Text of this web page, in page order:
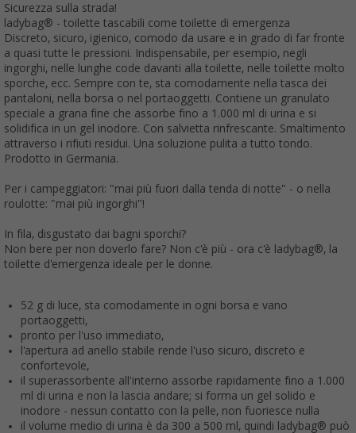
Sicurezza sulla strada!
ladybag® - toilette tascabili come toilette di emergenza
Discreto, sicuro, igienico, comodo da usare e in grado di far fronte
a quasi tutte le pressioni. Indispensabile, per esempio, negli
ingorghi, nelle lunghe code davanti alla toilette, nelle toilette molto
sporche, ecc. Sempre con te, sta comodamente nella tasca dei
pantaloni, nella borsa o nel portaoggetti. Contiene un granulato
speciale a grana fine che assorbe fino a 1.000 ml di urina e si
solidifica in un gel inodore. Con salvietta rinfrescante. Smaltimento
attraverso i rifiuti residui. Una soluzione pulita a tutto tondo.
Prodotto in Germania.
Per i campeggiatori: "mai più fuori dalla tenda di notte" - o nella
roulotte: "mai più ingorghi"!
In fila, disgustato dai bagni sporchi?
Non bere per non doverlo fare? Non c'è più - ora c'è ladybag®, la
toilette d'emergenza ideale per le donne.
52 g di luce, sta comodamente in ogni borsa e vano
portaoggetti,
pronto per l'uso immediato,
l'apertura ad anello stabile rende l'uso sicuro, discreto e
confortevole,
il superassorbente all'interno assorbe rapidamente fino a 1.000
ml di urina e non la lascia andare; si forma un gel solido e
inodore - nessun contatto con la pelle, non fuoriesce nulla
il volume medio di urina è da 300 a 500 ml, quindi ladybag® può